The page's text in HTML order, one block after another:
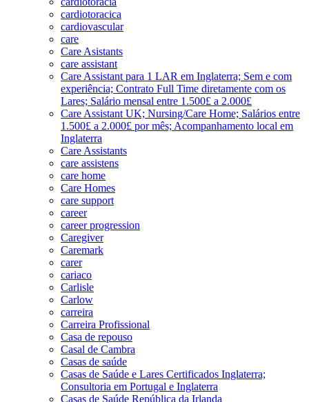
cardiotoracica
cardiovascular
care
Care Asistants
care assistant
Care Assistant para 1 LAR em Inglaterra; Sem e com
experiência; Contrato Full Time diretamente com os
Lares; Salário mensal entre 1.500£ a 2.000£
Care Assistant UK; Nursing/Care Home; Salários entre
1.500£ a 2.000£ por mês; Acompanhamento local em
Inglaterra
Care Assistants
care assistens
care home
Care Homes
care support
career
career progression
Caregiver
Caremark
carer
cariaco
Carlisle
Carlow
carreira
Carreira Profissional
Casa de repouso
Casal de Cambra
Casas de saúde
Casas de Saúde e Lares Certificados Inglaterra;
Consultoria em Portugal e Inglaterra
Casas de Saúde República da Irlanda